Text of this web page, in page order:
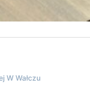
W Wałczu